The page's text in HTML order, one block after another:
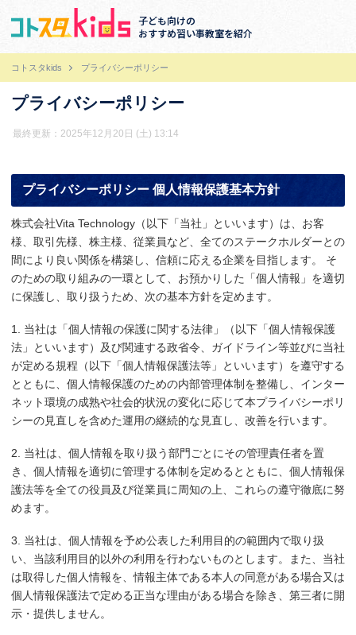
子ども向けの
おすすめ習い事教室を紹介
コトスタkids プライバシーポリシー
プライバシーポリシー
最終更新：2025年12月20日 (土) 13:14
プライバシーポリシー 個人情報保護基本方針
株式会社Vita Technology（以下「当社」といいます）は、お客
様、取引先様、株主様、従業員など、全てのステークホルダーとの
間により良い関係を構築し、信頼に応える企業を目指します。 そ
のための取り組みの一環として、お預かりした「個人情報」を適切
に保護し、取り扱うため、次の基本方針を定めます。
1. 当社は「個人情報の保護に関する法律」（以下「個人情報保護
法」といいます）及び関連する政省令、ガイドライン等並びに当社
が定める規程（以下「個人情報保護法等」といいます）を遵守する
とともに、個人情報保護のための内部管理体制を整備し、インター
ネット環境の成熟や社会的状況の変化に応じて本プライバシーポリ
シーの見直しを含めた運用の継続的な見直し、改善を行います。
2. 当社は、個人情報を取り扱う部門ごとにその管理責任者を置
き、個人情報を適切に管理する体制を定めるとともに、個人情報保
護法等を全ての役員及び従業員に周知の上、これらの遵守徹底に努
めます。
3. 当社は、個人情報を予め公表した利用目的の範囲内で取り扱
い、当該利用目的以外の利用を行わないものとします。また、当社
は取得した個人情報を、情報主体である本人の同意がある場合又は
個人情報保護法で定める正当な理由がある場合を除き、第三者に開
示・提供しません。